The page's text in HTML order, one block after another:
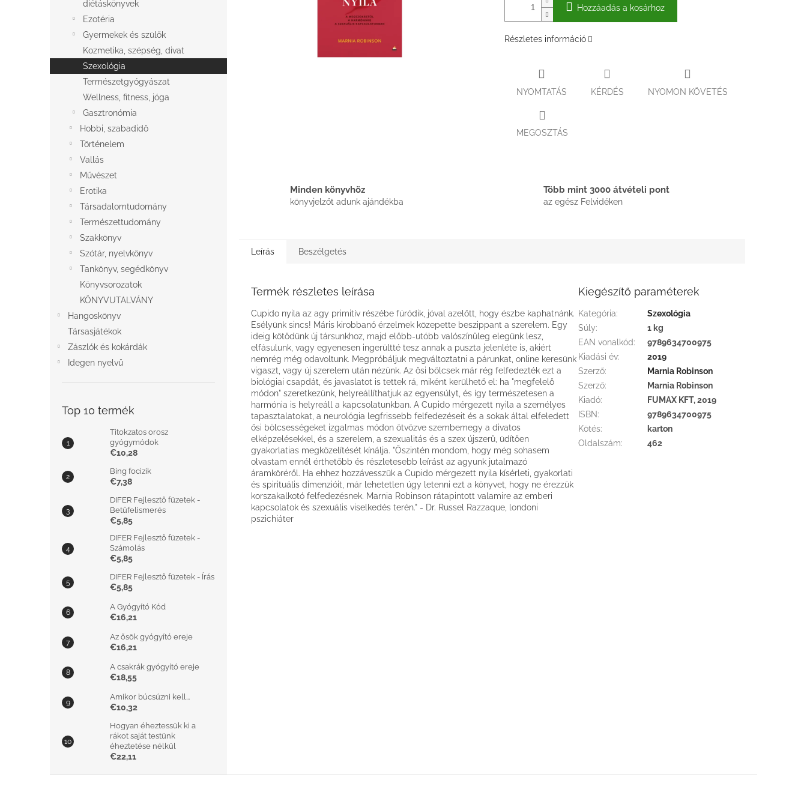
diétáskönyvek
Ezotéria
Gyermekek és szülők
Kozmetika, szépség, divat
Szexológia
Természetgyógyászat
Wellness, fitness, jóga
Gasztronómia
Hobbi, szabadidő
Történelem
Vallás
Művészet
Erotika
Társadalomtudomány
Természettudomány
Szakkönyv
Szótár, nyelvkönyv
Tankönyv, segédkönyv
Könyvsorozatok
KÖNYVUTALVÁNY
Hangoskönyv
Társasjátékok
Zászlók és kokárdák
Idegen nyelvű
Top 10 termék
Titokzatos orosz
gyógymódok
€10,28
Bing focizik
€7,38
DIFER Fejlesztő füzetek -
Betűfelismerés
€5,85
DIFER Fejlesztő füzetek -
Számolás
€5,85
DIFER Fejlesztő füzetek - Írás
€5,85
A Gyógyító Kód
€16,21
Az ősök gyógyító ereje
€16,21
A csakrák gyógyító ereje
€18,55
Amikor búcsúzni kell...
€10,32
Hogyan éheztessük ki a
rákot saját testünk
éheztetése nélkül
€22,11
Hozzáadás a kosárhoz
Részletes információ
NYOMTATÁS KÉRDÉS NYOMON KÖVETÉS
MEGOSZTÁS
Minden könyvhöz
könyvjelzőt adunk ajándékba
Több mint 3000 átvételi pont
az egész Felvidéken
Leírás Beszélgetés
Termék részletes leírása
Cupido nyila az agy primitív részébe fúródik, jóval azelőtt, hogy észbe kaphatnánk.
Esélyünk sincs! Máris kirobbanó érzelmek közepette beszippant a szerelem. Egy
ideig kötődünk új társunkhoz, majd előbb-utóbb valószínűleg elegünk lesz,
elfásulunk, vagy egyenesen ingerültté tesz annak a puszta jelenléte is, akiért
nemrég még odavoltunk. Megpróbáljuk megváltoztatni a párunkat, online keresünk
vigaszt, vagy új szerelem után nézünk. Az ősi bölcsek már rég felfedezték ezt a
biológiai csapdát, és javaslatot is tettek rá, miként kerülhető el: ha "megfelelő
módon" szeretkezünk, helyreállíthatjuk az egyensúlyt, és így természetesen a
harmónia is helyreáll a kapcsolatunkban. A Cupido mérgezett nyila a személyes
tapasztalatokat, a neurológia legfrissebb felfedezéseit és a sokak által elfeledett
ősi bölcsességeket izgalmas módon ötvözve szembemegy a divatos
elképzelésekkel, és a szerelem, a szexualitás és a szex újszerű, üdítően
gyakorlatias megközelítését kínálja. "Őszintén mondom, hogy még sohasem
olvastam ennél érthetőbb és részletesebb leírást az agyunk jutalmazó
áramköréről. Ha ehhez hozzávesszük a Cupido mérgezett nyila kísérleti, gyakorlati
és spirituális dimenzióit, már lehetetlen úgy letenni ezt a könyvet, hogy ne érezzük
korszakalkotó felfedezésnek. Marnia Robinson rátapintott valamire az emberi
kapcsolatok és szexuális viselkedés terén." - Dr. Russel Razzaque, londoni
pszichiáter
Kiegészítő paraméterek
Kategória:
Szexológia
Súly:
1 kg
EAN vonalkód:
9789634700975
Kiadási év:
2019
Szerző:
Marnia Robinson
Szerző:
Marnia Robinson
Kiadó:
FUMAX KFT, 2019
ISBN:
9789634700975
Kötés:
karton
Oldalszám: 462